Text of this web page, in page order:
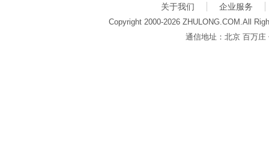
关于我们 企业服务
Copyright 2000-2026 ZHULONG.COM.All
通信地址：北京 百万